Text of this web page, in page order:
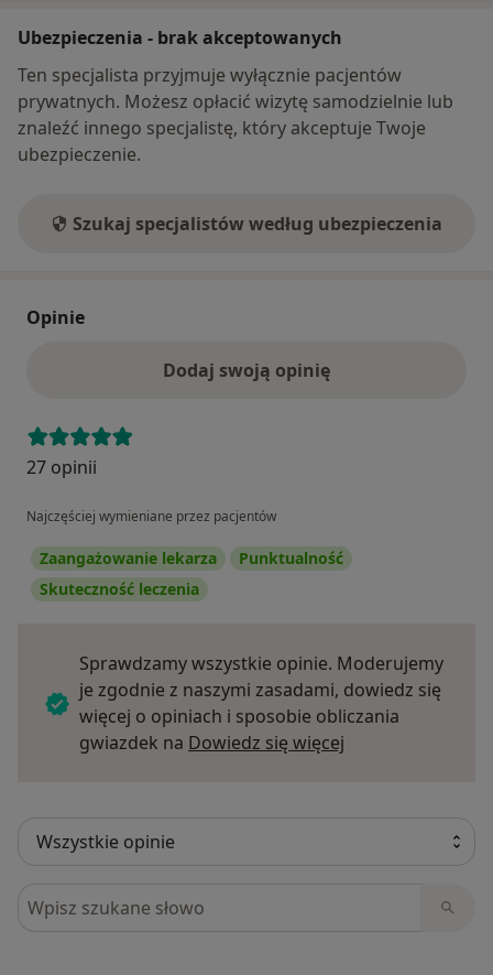
Ubezpieczenia - brak akceptowanych
Ten specjalista przyjmuje wyłącznie pacjentów
prywatnych. Możesz opłacić wizytę samodzielnie lub
znaleźć innego specjalistę, który akceptuje Twoje
ubezpieczenie.
Szukaj specjalistów według ubezpieczenia
Opinie
Dodaj swoją opinię
27 opinii
Najczęściej wymieniane przez pacjentów
Zaangażowanie lekarza
Punktualność
Skuteczność leczenia
Sprawdzamy wszystkie opinie. Moderujemy
je zgodnie z naszymi zasadami, dowiedz się
więcej o opiniach i sposobie obliczania
gwiazdek na Dowiedz się więcej
Szukaj w opiniach